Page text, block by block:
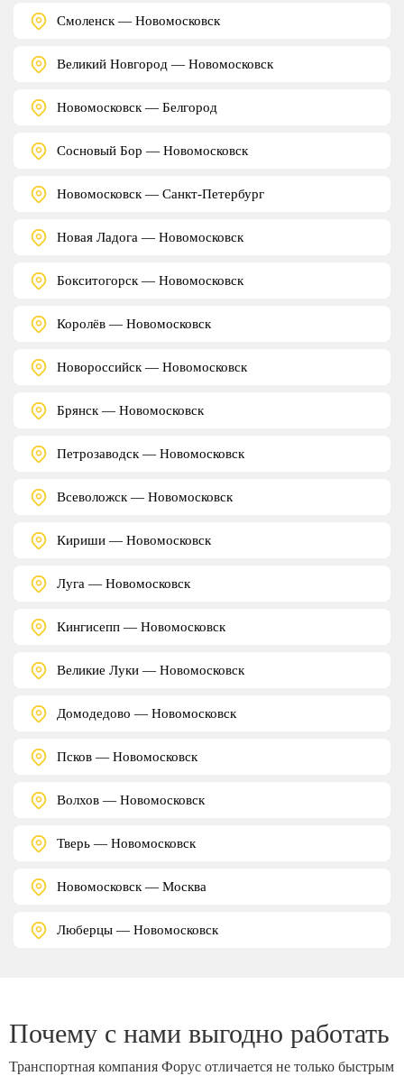
Смоленск — Новомосковск
Великий Новгород — Новомосковск
Новомосковск — Белгород
Сосновый Бор — Новомосковск
Новомосковск — Санкт-Петербург
Новая Ладога — Новомосковск
Бокситогорск — Новомосковск
Королёв — Новомосковск
Новороссийск — Новомосковск
Брянск — Новомосковск
Петрозаводск — Новомосковск
Всеволожск — Новомосковск
Кириши — Новомосковск
Луга — Новомосковск
Кингисепп — Новомосковск
Великие Луки — Новомосковск
Домодедово — Новомосковск
Псков — Новомосковск
Волхов — Новомосковск
Тверь — Новомосковск
Новомосковск — Москва
Люберцы — Новомосковск
Почему с нами выгодно работать
Транспортная компания Форус отличается не только быстрым